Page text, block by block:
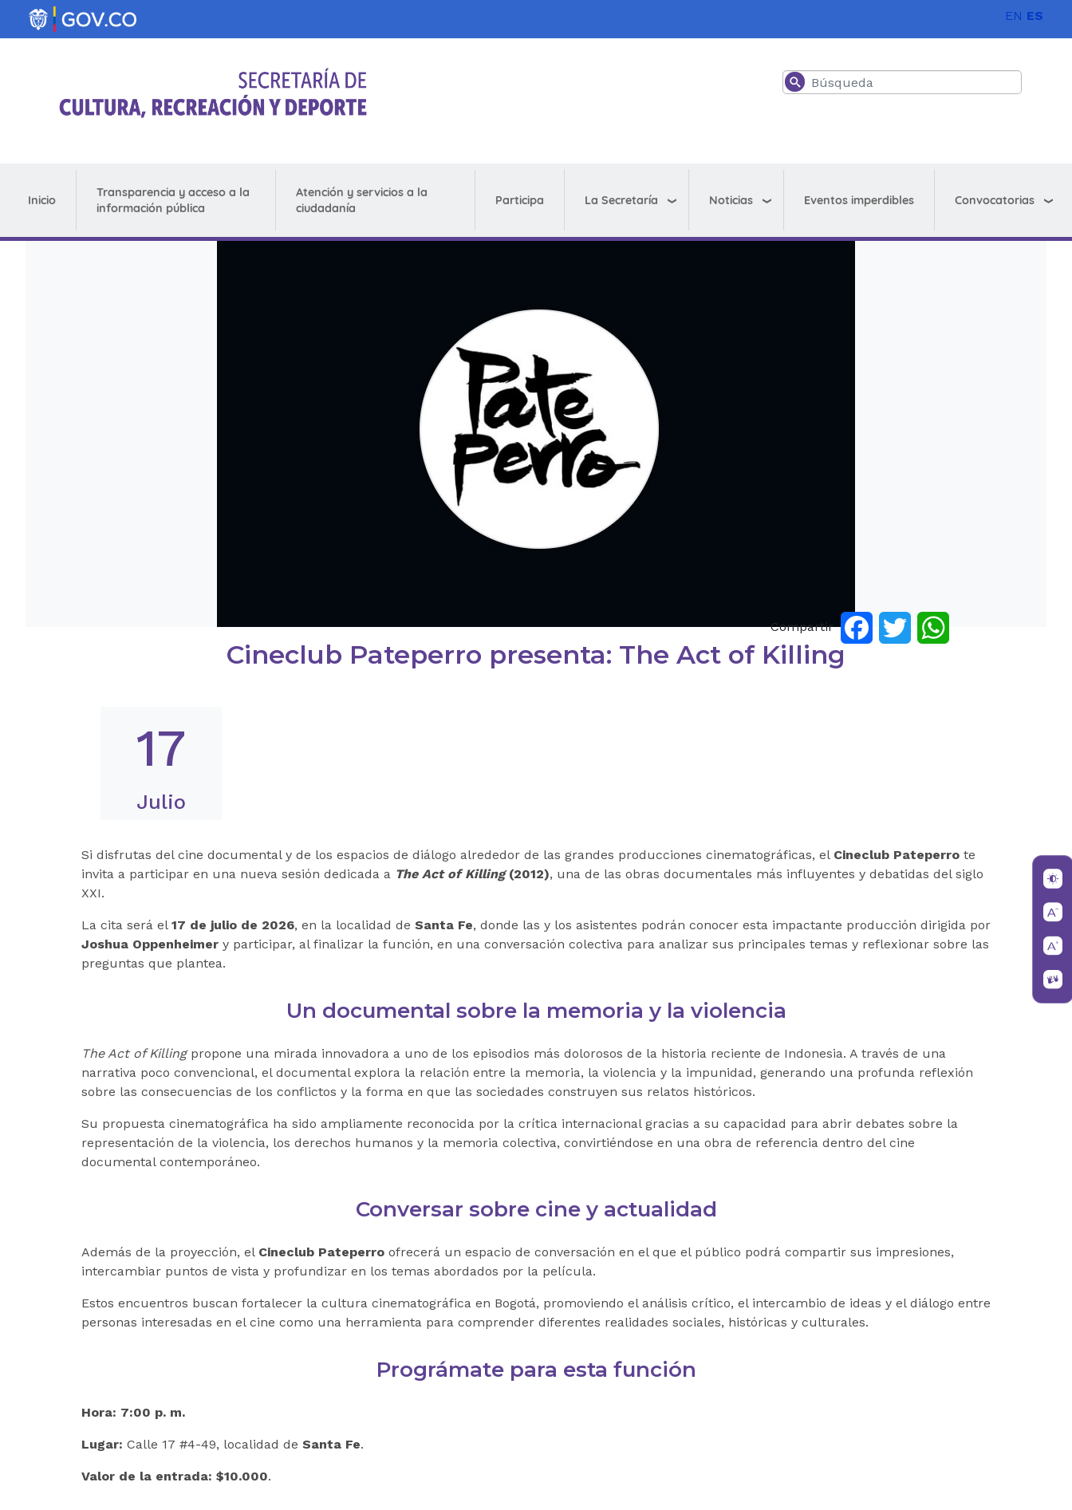
Pasar al contenido principal EN ES
Buscar
Inicio
Transparencia y acceso a la
información pública
Atención y servicios a la
ciudadanía
Participa La Secretaría Noticias Eventos imperdibles Convocatorias
Compartir FacebookTwitter
Cineclub Pateperro presenta: The Act of Killing
17
Julio
Si disfrutas del cine documental y de los espacios de diálogo alrededor de las grandes producciones cinematográficas, el Cineclub Pateperro te
invita a participar en una nueva sesión dedicada a The Act of Killing(2012), una de las obras documentales más influyentes y debatidas del siglo
XXI.
La cita será el 17 de julio de 2026, en la localidad de Santa Fe, donde las y los asistentes podrán conocer esta impactante producción dirigida por
Joshua Oppenheimer y participar, al finalizar la función, en una conversación colectiva para analizar sus principales temas y reflexionar sobre las
preguntas que plantea.
Un documental sobre la memoria y la violencia
The Act of Killingpropone una mirada innovadora a uno de los episodios más dolorosos de la historia reciente de Indonesia. A través de una
narrativa poco convencional, el documental explora la relación entre la memoria, la violencia y la impunidad, generando una profunda reflexión
sobre las consecuencias de los conflictos y la forma en que las sociedades construyen sus relatos históricos.
Su propuesta cinematográfica ha sido ampliamente reconocida por la crítica internacional gracias a su capacidad para abrir debates sobre la
representación de la violencia, los derechos humanos y la memoria colectiva, convirtiéndose en una obra de referencia dentro del cine
documental contemporáneo.
Conversar sobre cine y actualidad
Además de la proyección, el Cineclub Pateperro ofrecerá un espacio de conversación en el que el público podrá compartir sus impresiones,
intercambiar puntos de vista y profundizar en los temas abordados por la película.
Estos encuentros buscan fortalecer la cultura cinematográfica en Bogotá, promoviendo el análisis crítico, el intercambio de ideas y el diálogo entre
personas interesadas en el cine como una herramienta para comprender diferentes realidades sociales, históricas y culturales.
Prográmate para esta función
Hora: 7:00 p. m.
Lugar: Calle 17 #4-49, localidad de Santa Fe.
Valor de la entrada: $10.000.